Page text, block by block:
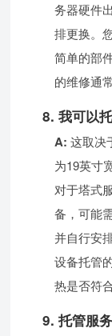
务器硬件
排更换。
简单的部
的维修通
8. 我可以
A: 这取决
为19英寸
对于塔式
备，可能
并自行安
设备托管
热是否符
9. 托管服